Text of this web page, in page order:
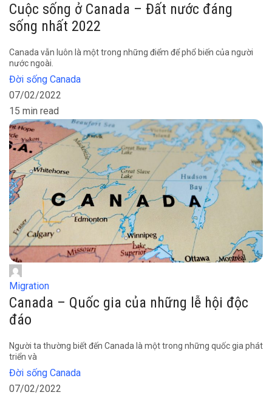
Cuộc sống ở Canada – Đất nước đáng
sống nhất 2022
Canada vẫn luôn là một trong những điểm để phổ biến của người
nước ngoài.
Đời sống Canada
07/02/2022
15 min read
Migration
Canada – Quốc gia của những lễ hội độc
đáo
Người ta thường biết đến Canada là một trong những quốc gia phát
triển và
Đời sống Canada
07/02/2022